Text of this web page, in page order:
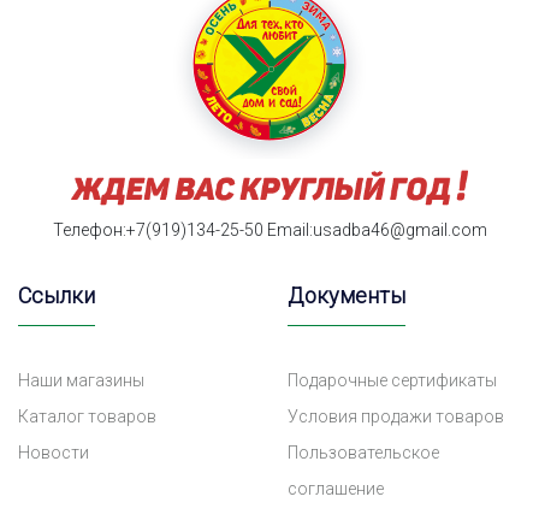
Телефон:+7(919)134-25-50 Email:usadba46@gmail.com
Ссылки
Наши магазины
Каталог товаров
Новости
Документы
Подарочные сертификаты
Условия продажи товаров
Пользовательское
соглашение